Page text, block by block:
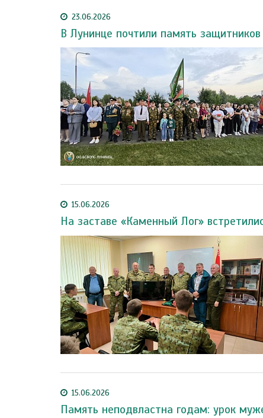
23.06.2026
В Лунинце почтили память защитников
15.06.2026
На заставе «Каменный Лог»
15.06.2026
Память неподвластна годам: урок